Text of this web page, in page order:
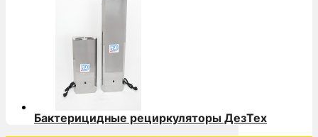
Бактерицидные рециркуляторы ДезТех